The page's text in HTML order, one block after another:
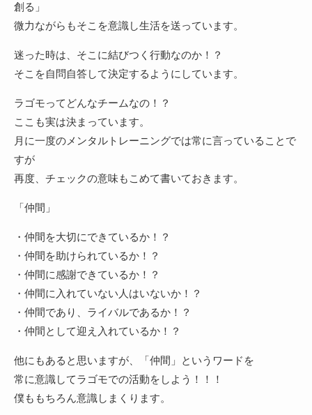
創る」
微力ながらもそこを意識し生活を送っています。
迷った時は、そこに結びつく行動なのか！？
そこを自問自答して決定するようにしています。
ラゴモってどんなチームなの！？
ここも実は決まっています。
月に一度のメンタルトレーニングでは常に言っていることで
すが
再度、チェックの意味もこめて書いておきます。
「仲間」
・仲間を大切にできているか！？
・仲間を助けられているか！？
・仲間に感謝できているか！？
・仲間に入れていない人はいないか！？
・仲間であり、ライバルであるか！？
・仲間として迎え入れているか！？
他にもあると思いますが、「仲間」というワードを
常に意識してラゴモでの活動をしよう！！！
僕ももちろん意識しまくります。